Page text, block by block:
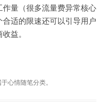
量（很多流量费异常核心
适的限速还可以引导用户
益。
于心情随笔分类。